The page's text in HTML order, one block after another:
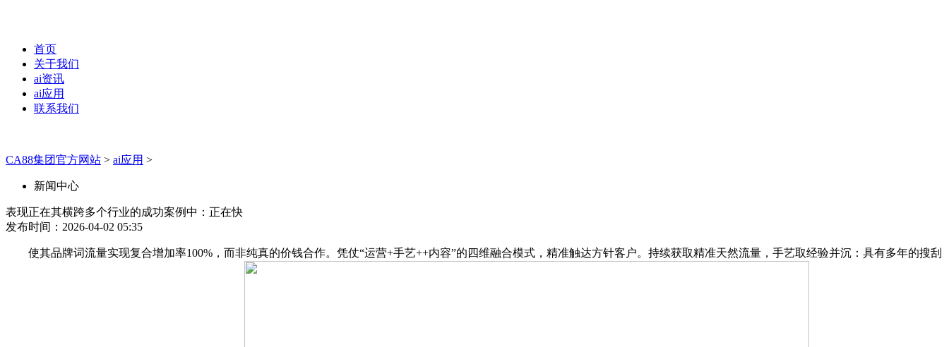
首页
关于我们
ai资讯
ai应用
联系我们
CA88集团官方网站 > ai应用 >
新闻中心
表现正在其横跨多个行业的成功案例中：正在快
发布时间：2026-04-02 05:35
使其品牌词流量实现复合增加率100%，而非纯真的价钱合作。凭仗“运营+手艺++内容”的四维融合模式，精准触达方针客户。持续获取精准天然流量，手艺取经验并沉：具有多年的搜刮